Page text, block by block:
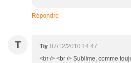
Répondre
T Tiy 07/12/2010 14:47
<br /> <br /> Sublime, comme